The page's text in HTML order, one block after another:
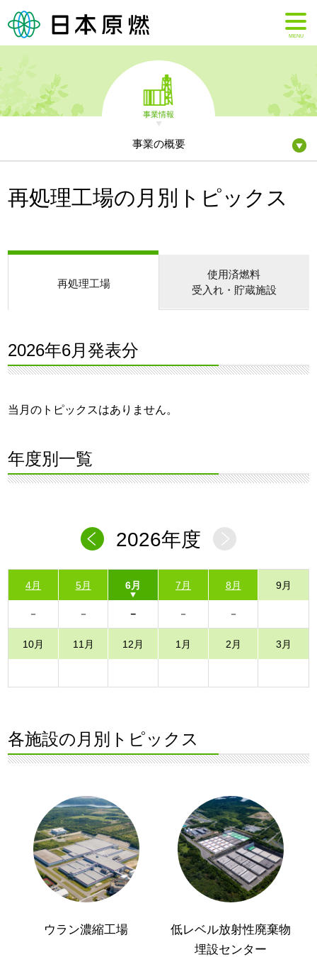
MENU
事業情報
事業の概要
再処理工場の月別トピックス
再処理工場
使用済燃料
受入れ・貯蔵施設
2026年6月発表分
当月のトピックスはありません。
年度別一覧
2026年度
4月 5月 6月 7月 8月 9月
10月 11月 12月 1月 2月 3月
各施設の月別トピックス
ウラン濃縮工場
低レベル放射性廃棄物
埋設センター